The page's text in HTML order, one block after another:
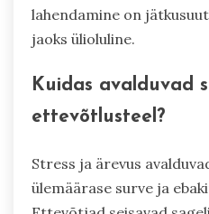
lahendamine on
jaoks ülioluline.
Kuidas avalduvad
ettevõtlusteel?
Stress ja ärevus
ülemäärase surve ja